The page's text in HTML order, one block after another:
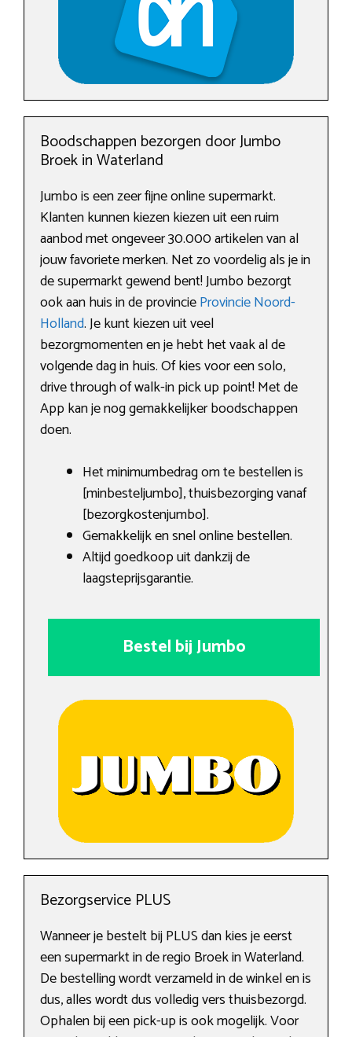
Boodschappen bezorgen door Jumbo
Broek in Waterland
Jumbo is een zeer fijne online supermarkt.
Klanten kunnen kiezen kiezen uit een ruim
aanbod met ongeveer 30.000 artikelen van al
jouw favoriete merken. Net zo voordelig als je in
de supermarkt gewend bent! Jumbo bezorgt
ook aan huis in de provincieProvincie Noord-
Holland. Je kunt kiezen uit veel
bezorgmomenten en je hebt het vaak al de
volgende dag in huis. Of kies voor een solo,
drive through of walk-in pick up point! Met de
App kan je nog gemakkelijker boodschappen
doen.
Het minimumbedrag om te bestellen is
[minbesteljumbo], thuisbezorging vanaf
[bezorgkostenjumbo].
Gemakkelijk en snel online bestellen.
Altijd goedkoop uit dankzij de
laagsteprijsgarantie.
Bestel bij Jumbo
Bezorgservice PLUS
Wanneer je bestelt bij PLUS dan kies je eerst
een supermarkt in de regio Broek in Waterland.
De bestelling wordt verzameld in de winkel en is
dus, alles wordt dus volledig vers thuisbezorgd.
Ophalen bij een pick-up is ook mogelijk. Voor